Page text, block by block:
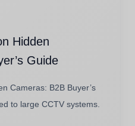
Hidden
Guide
Cameras: B2B Buyer’s
to large CCTV systems.